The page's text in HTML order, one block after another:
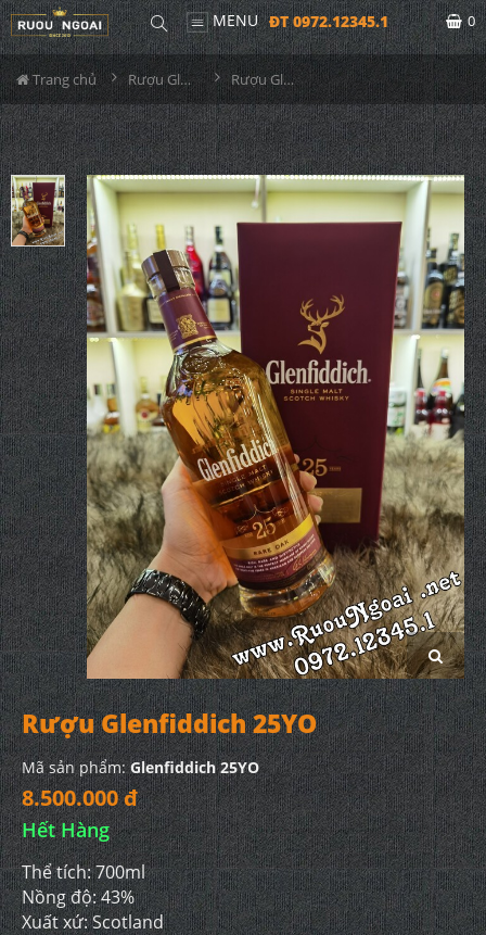
MENU ĐT 0972.12345.1 0
Trang chủ Rượu Glenfiddich Rượu Glenfiddich 25YO
Rượu Glenfiddich 25YO
Mã sản phẩm:Glenfiddich 25YO
8.500.000 đ
Hết Hàng
Thể tích: 700ml
Nồng độ: 43%
Xuất xứ: Scotland